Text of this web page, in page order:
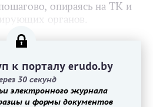
опираясь на ТК и
органов.
к порталу erudo.by
30 секунд
электронного журнала
и формы документов